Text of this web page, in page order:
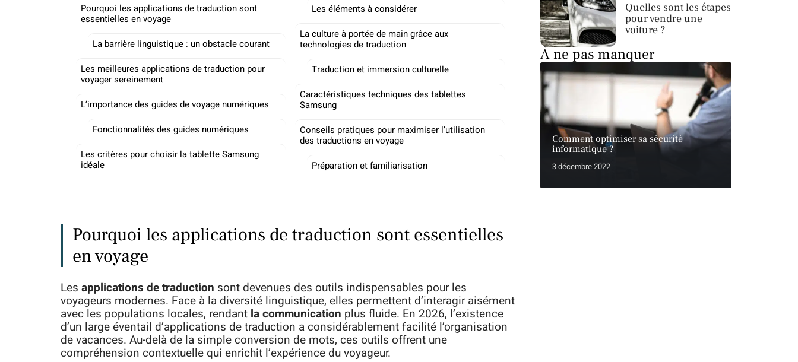
Pourquoi les applications de traduction sont
essentielles en voyage
La barrière linguistique : un obstacle courant
Les meilleures applications de traduction pour
voyager sereinement
L’importance des guides de voyage numériques
Fonctionnalités des guides numériques
Les critères pour choisir la tablette Samsung
idéale
Les éléments à considérer
La culture à portée de main grâce aux
technologies de traduction
Traduction et immersion culturelle
Caractéristiques techniques des tablettes
Samsung
Conseils pratiques pour maximiser l’utilisation
des traductions en voyage
Préparation et familiarisation
Pourquoi les applications de traduction sont essentielles
en voyage
Les applications de traduction sont devenues des outils indispensables pour les
voyageurs modernes. Face à la diversité linguistique, elles permettent d’interagir aisément
avec les populations locales, rendant la communication plus fluide. En 2026, l’existence
d’un large éventail d’applications de traduction a considérablement facilité l’organisation
de vacances. Au-delà de la simple conversion de mots, ces outils offrent une
compréhension contextuelle qui enrichit l’expérience du voyageur.
Quelles sont les étapes
pour vendre une
voiture ?
À ne pas manquer
Comment optimiser sa sécurité
informatique ?
3 décembre 2022